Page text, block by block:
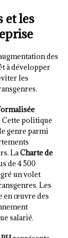
et les
des
à développer
les
Cette politique
genre parmi
LaCharte de
de 4 500
un volet
Les
en œuvre des
salarié.